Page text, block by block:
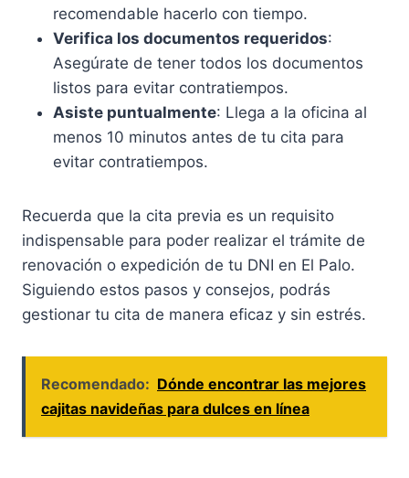
recomendable hacerlo con tiempo.
Verifica los documentos requeridos:
Asegúrate de tener todos los documentos
listos para evitar contratiempos.
Asiste puntualmente: Llega a la oficina al
menos 10 minutos antes de tu cita para
evitar contratiempos.
Recuerda que la cita previa es un requisito
indispensable para poder realizar el trámite de
renovación o expedición de tu DNI en El Palo.
Siguiendo estos pasos y consejos, podrás
gestionar tu cita de manera eficaz y sin estrés.
Recomendado: Dónde encontrar las mejores
cajitas navideñas para dulces en línea